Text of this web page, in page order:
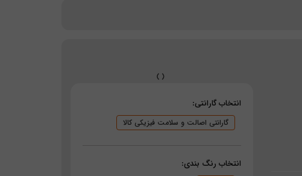
انتخاب گارانتی:
گارانتی اصالت و سلامت فیزیکی کالا
انتخاب رنگ بندی: